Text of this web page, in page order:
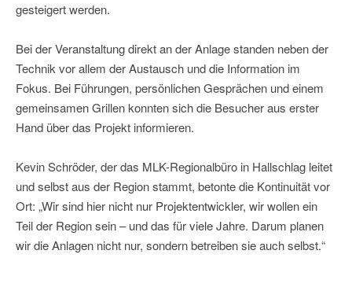
gesteigert werden.
Bei der Veranstaltung direkt an der Anlage standen neben der
Technik vor allem der Austausch und die Information im
Fokus. Bei Führungen, persönlichen Gesprächen und einem
gemeinsamen Grillen konnten sich die Besucher aus erster
Hand über das Projekt informieren.
Kevin Schröder, der das MLK-Regionalbüro in Hallschlag leitet
und selbst aus der Region stammt, betonte die Kontinuität vor
Ort: „Wir sind hier nicht nur Projektentwickler, wir wollen ein
Teil der Region sein – und das für viele Jahre. Darum planen
wir die Anlagen nicht nur, sondern betreiben sie auch selbst.“